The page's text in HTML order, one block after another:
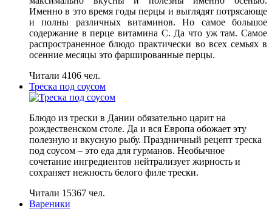
Именно в это время годы перцы и выглядят потрясающе
и полны различных витаминов. Но самое большое
содержание в перце витамина С. Да что уж там. Самое
распространенное блюдо практически во всех семьях в
осенние месяцы это фаршированные перцы.
Читали 4106 чел.
Треска под соусом
Блюдо из трески в Дании обязательно царит на
рождественском столе. Да и вся Европа обожает эту
полезную и вкусную рыбу. Праздничный рецепт треска
под соусом – это еда для гурманов. Необычное
сочетание ингредиентов нейтрализует жирность и
сохраняет нежность белого филе трески.
Читали 15367 чел.
Вареники